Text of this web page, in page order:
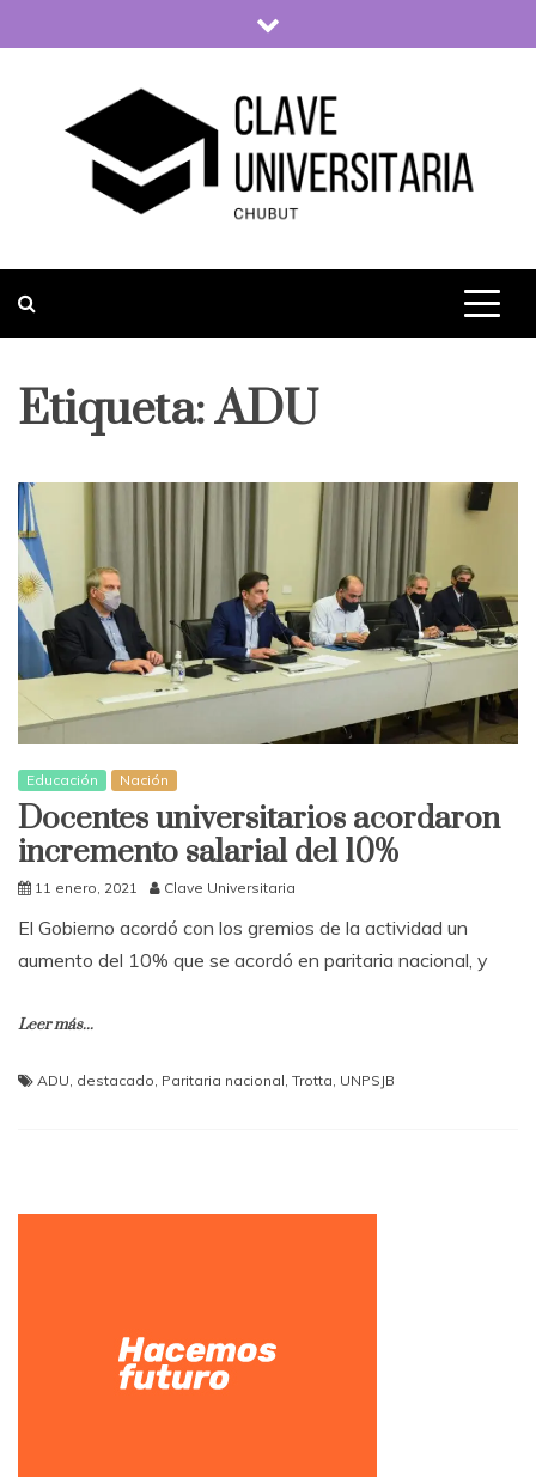
to
Clave Universitaria
Etiqueta:ADU
Educación Nación
Docentes universitarios acordaron
incremento salarial del 10%
11 enero, 2021 Clave Universitaria
El Gobierno acordó con los gremios de la actividad un
aumento del 10% que se acordó en paritaria nacional, y
Leer más...
ADU, destacado, Paritaria nacional, Trotta, UNPSJB